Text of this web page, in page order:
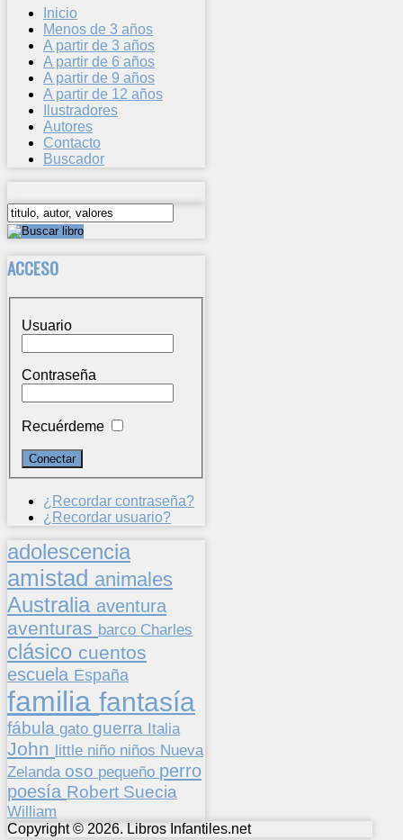
Inicio
Menos de 3 años
A partir de 3 años
A partir de 6 años
A partir de 9 años
A partir de 12 años
Ilustradores
Autores
Contacto
Buscador
ACCESO
Usuario
Contraseña
Recuérdeme
¿Recordar contraseña?
¿Recordar usuario?
adolescencia
amistad animales
Australia aventura
aventuras barco Charles
clásico cuentos
escuela España
familia fantasía
fábula gato guerra Italia
John little niño niños Nueva
Zelanda oso pequeño perro
poesía Robert Suecia
William
Copyright © 2026. Libros Infantiles.net